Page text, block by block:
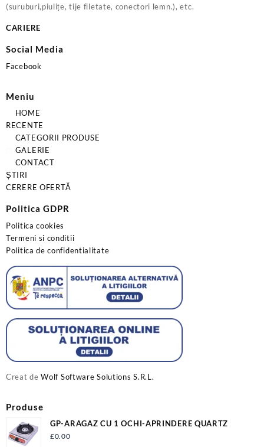
(suruburi,piulițe, tije filetate, conectori lemn.), etc.
CARIERE
Social Media
Facebook
Meniu
HOME
RECENTE
CATEGORII PRODUSE
GALERIE
CONTACT
ȘTIRI
CERERE OFERTĂ
Politica GDPR
Politica cookies
Termeni si conditii
Politica de confidentialitate
Creat deWolf Software Solutions S.R.L.
Produse
GP-ARAGAZ CU 1 OCHI-APRINDERE QUARTZ
£0.00